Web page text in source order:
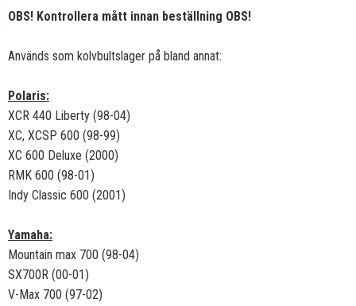
OBS! Kontrollera mått innan beställning OBS!
Används som kolvbultslager på bland annat:
Polaris:
XCR 440 Liberty (98-04)
XC, XCSP 600 (98-99)
XC 600 Deluxe (2000)
RMK 600 (98-01)
Indy Classic 600 (2001)
Yamaha:
Mountain max 700 (98-04)
SX700R (00-01)
V-Max 700 (97-02)